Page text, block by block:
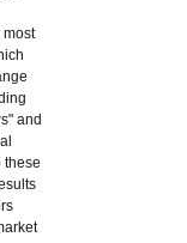
most
and
these